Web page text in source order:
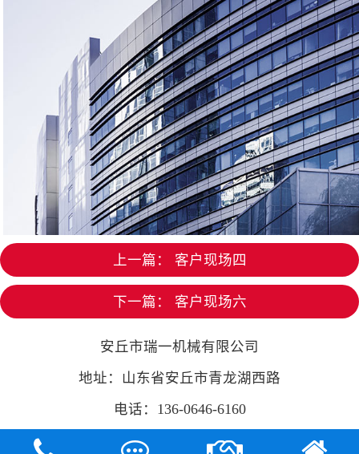
上一篇： 客户现场四
下一篇： 客户现场六
安丘市瑞一机械有限公司
地址：山东省安丘市青龙湖西路
电话：136-0646-6160